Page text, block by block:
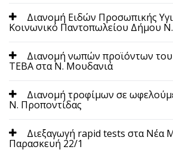
Διανομή Ειδών Προσωπικής
Κοινωνικό Παντοπωλείου Δήμου
Διανομή νωπών προϊόντων
ΤΕΒΑ στα Ν. Μουδανιά
Διανομή τροφίμων σε
Ν. Προποντίδας
Διεξαγωγή rapid tests στα Νέα
Παρασκευή 22/1